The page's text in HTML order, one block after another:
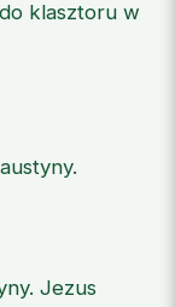
klasztoru w
Jezus